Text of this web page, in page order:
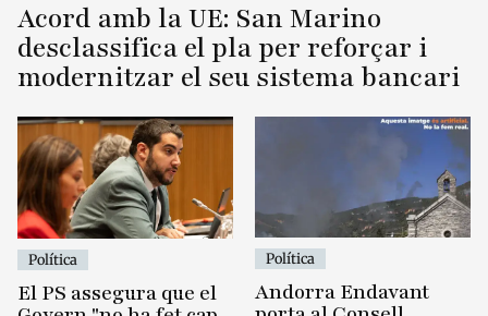
Acord amb la UE: San Marino
desclassifica el pla per reforçar i
modernitzar el seu sistema bancari
Política
El PS assegura que el
Política
Andorra Endavant